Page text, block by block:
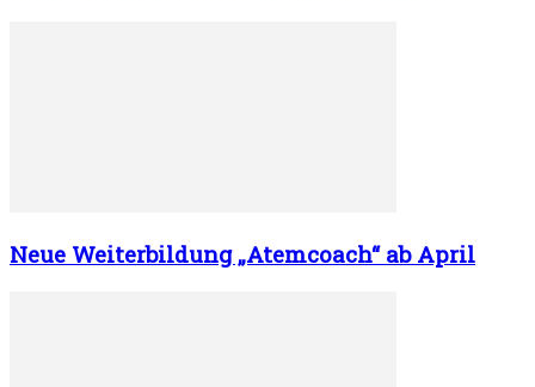
Neue Weiterbildung „Atemcoach“ ab April